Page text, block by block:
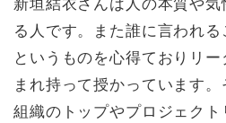
新垣結衣さんは人の本質や
る人です。また誰に言われ
というものを心得ておりリ
まれ持って授かっています
組織のトップやプロジェクト